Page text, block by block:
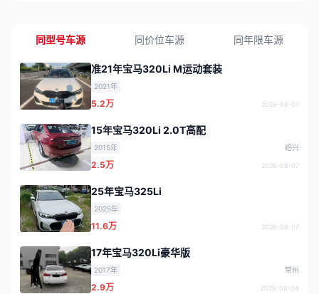
同型号车源 同价位车源 同年限车源
准21年宝马320Li M运动套装
2021年
5.2万 2026-08-07
15年宝马320Li 2.0T高配
2015年 绍兴
2.5万 2026-08-07
25年宝马325Li
2025年
11.6万 2026-08-07
17年宝马320Li豪华版
2017年 常州
2.9万 2026-08-04